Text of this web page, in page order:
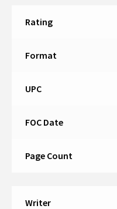
Rating
Format
UPC
FOC Date
Page Count
Writer